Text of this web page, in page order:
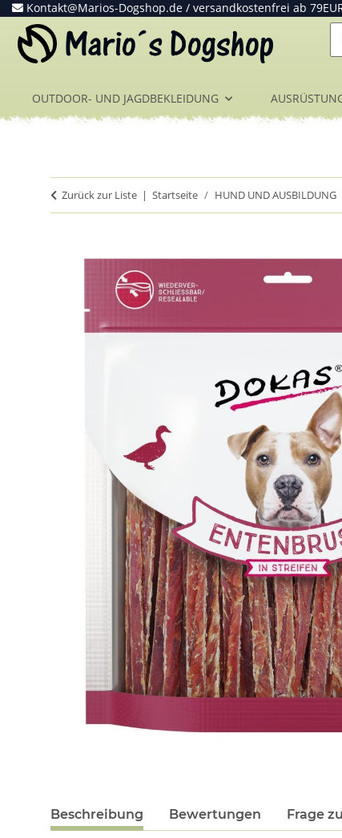
Kontakt@Marios-Dogshop.de / versandkostenfrei ab
OUTDOOR- UND JAGDBEKLEIDUNG
Zurück zur Liste Startseite HUND UND AUSBILDUNG
Beschreibung Bewertungen Frage